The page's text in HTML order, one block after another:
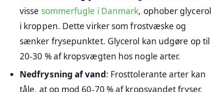
visse sommerfugle i Danmark, ophober glycerol
i kroppen. Dette virker som frostvæske og
sænker frysepunktet. Glycerol kan udgøre op til
20-30 % af kropsvægten hos nogle arter.
Nedfrysning af vand: Frosttolerante arter kan
tåle, at op mod 60-70 % af kropsvandet fryser.